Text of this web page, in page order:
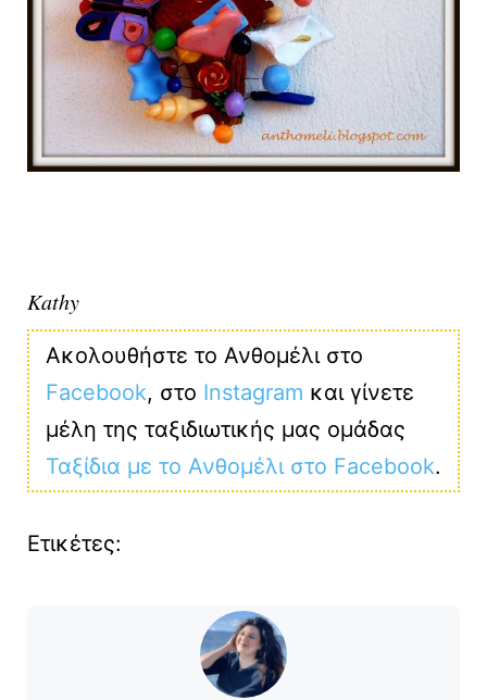
Kathy
Ακολουθήστε το Ανθομέλι στο
Facebook, στο Instagram και γίνετε
μέλη της ταξιδιωτικής μας ομάδας
Ταξίδια με το Ανθομέλι στο Facebook.
Ετικέτες: